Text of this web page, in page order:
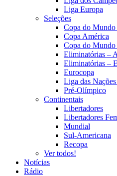
Liga Europa
Seleções
Copa do
Copa América
Copa do Mundo
Eliminatórias –
Eliminatórias –
Eurocopa
Liga das
Pré-Olímpico
Continentais
Libertadores
Libertadores
Mundial
Sul-Americana
Recopa
Ver todos!
Notícias
Rádio